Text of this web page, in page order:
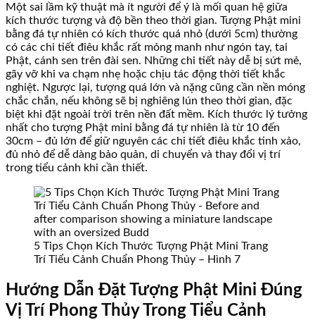
Một sai lầm kỹ thuật mà ít người để ý là mối quan hệ giữa
kích thước tượng và độ bền theo thời gian. Tượng Phật mini
bằng đá tự nhiên có kích thước quá nhỏ (dưới 5cm) thường
có các chi tiết điêu khắc rất mỏng manh như ngón tay, tai
Phật, cánh sen trên đài sen. Những chi tiết này dễ bị sứt mẻ,
gãy vỡ khi va chạm nhẹ hoặc chịu tác động thời tiết khắc
nghiệt. Ngược lại, tượng quá lớn và nặng cũng cần nền móng
chắc chắn, nếu không sẽ bị nghiêng lún theo thời gian, đặc
biệt khi đặt ngoài trời trên nền đất mềm. Kích thước lý tưởng
nhất cho tượng Phật mini bằng đá tự nhiên là từ 10 đến
30cm – đủ lớn để giữ nguyên các chi tiết điêu khắc tinh xảo,
đủ nhỏ để dễ dàng bảo quản, di chuyển và thay đổi vị trí
trong tiểu cảnh khi cần thiết.
5 Tips Chọn Kích Thước Tượng Phật Mini Trang
Trí Tiểu Cảnh Chuẩn Phong Thủy – Hình 7
Hướng Dẫn Đặt Tượng Phật Mini Đúng
Vị Trí Phong Thủy Trong Tiểu Cảnh